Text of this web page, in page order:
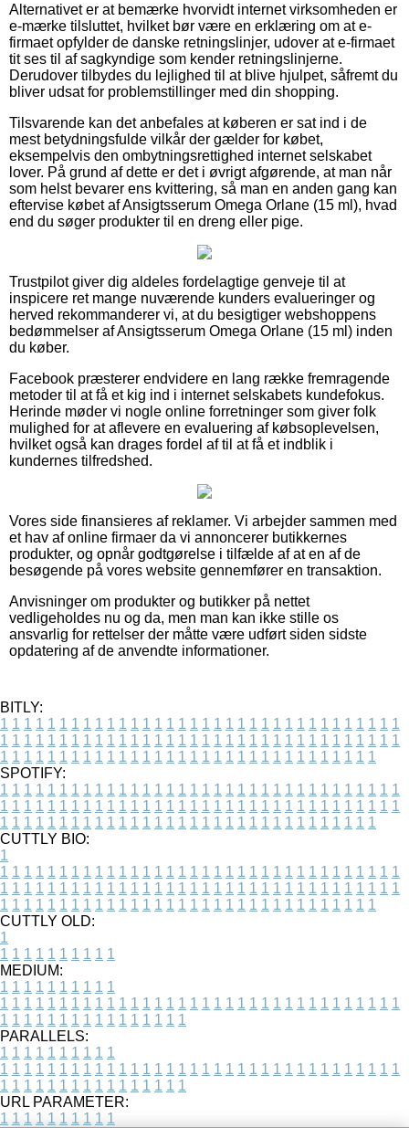
Alternativet er at bemærke hvorvidt internet virksomheden er
e-mærke tilsluttet, hvilket bør være en erklæring om at e-
firmaet opfylder de danske retningslinjer, udover at e-firmaet
tit ses til af sagkyndige som kender retningslinjerne.
Derudover tilbydes du lejlighed til at blive hjulpet, såfremt du
bliver udsat for problemstillinger med din shopping.
Tilsvarende kan det anbefales at køberen er sat ind i de
mest betydningsfulde vilkår der gælder for købet,
eksempelvis den ombytningsrettighed internet selskabet
lover. På grund af dette er det i øvrigt afgørende, at man når
som helst bevarer ens kvittering, så man en anden gang kan
eftervise købet af Ansigtsserum Omega Orlane (15 ml), hvad
end du søger produkter til en dreng eller pige.
Trustpilot giver dig aldeles fordelagtige genveje til at
inspicere ret mange nuværende kunders evalueringer og
herved rekommanderer vi, at du besigtiger webshoppens
bedømmelser af Ansigtsserum Omega Orlane (15 ml) inden
du køber.
Facebook præsterer endvidere en lang række fremragende
metoder til at få et kig ind i internet selskabets kundefokus.
Herinde møder vi nogle online forretninger som giver folk
mulighed for at aflevere en evaluering af købsoplevelsen,
hvilket også kan drages fordel af til at få et indblik i
kundernes tilfredshed.
Vores side finansieres af reklamer. Vi arbejder sammen med
et hav af online firmaer da vi annoncerer butikkernes
produkter, og opnår godtgørelse i tilfælde af at en af de
besøgende på vores website gennemfører en transaktion.
Anvisninger om produkter og butikker på nettet
vedligeholdes nu og da, men man kan ikke stille os
ansvarlig for rettelser der måtte være udført siden sidste
opdatering af de anvendte informationer.
BITLY:
1 1 1 1 1 1 1 1 1 1 1 1 1 1 1 1 1 1 1 1 1 1 1 1 1 1 1 1 1 1 1 1 1 1
1 1 1 1 1 1 1 1 1 1 1 1 1 1 1 1 1 1 1 1 1 1 1 1 1 1 1 1 1 1 1 1 1 1
1 1 1 1 1 1 1 1 1 1 1 1 1 1 1 1 1 1 1 1 1 1 1 1 1 1 1 1 1 1 1 1
SPOTIFY:
1 1 1 1 1 1 1 1 1 1 1 1 1 1 1 1 1 1 1 1 1 1 1 1 1 1 1 1 1 1 1 1 1 1
1 1 1 1 1 1 1 1 1 1 1 1 1 1 1 1 1 1 1 1 1 1 1 1 1 1 1 1 1 1 1 1 1 1
1 1 1 1 1 1 1 1 1 1 1 1 1 1 1 1 1 1 1 1 1 1 1 1 1 1 1 1 1 1 1 1
CUTTLY BIO:
1
1 1 1 1 1 1 1 1 1 1 1 1 1 1 1 1 1 1 1 1 1 1 1 1 1 1 1 1 1 1 1 1 1 1
1 1 1 1 1 1 1 1 1 1 1 1 1 1 1 1 1 1 1 1 1 1 1 1 1 1 1 1 1 1 1 1 1 1
1 1 1 1 1 1 1 1 1 1 1 1 1 1 1 1 1 1 1 1 1 1 1 1 1 1 1 1 1 1 1 1
CUTTLY OLD:
1
1 1 1 1 1 1 1 1 1 1
MEDIUM:
1 1 1 1 1 1 1 1 1 1
1 1 1 1 1 1 1 1 1 1 1 1 1 1 1 1 1 1 1 1 1 1 1 1 1 1 1 1 1 1 1 1 1 1
1 1 1 1 1 1 1 1 1 1 1 1 1 1 1 1
PARALLELS:
1 1 1 1 1 1 1 1 1 1
1 1 1 1 1 1 1 1 1 1 1 1 1 1 1 1 1 1 1 1 1 1 1 1 1 1 1 1 1 1 1 1 1 1
1 1 1 1 1 1 1 1 1 1 1 1 1 1 1 1
URL PARAMETER:
1 1 1 1 1 1 1 1 1 1